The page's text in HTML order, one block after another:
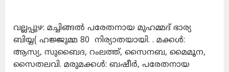
വല്ലപ്പുഴ: മച്ചിങ്ങൽ പരേതനായ മുഹമ്മദ് ഭാര്യ
ബിയ്യ( ഹജ്ജുമ്മ 80 നിര്യാതയായി. . മക്കൾ:
ആസ്യ, സുബൈദ, റംലത്ത്, സൈനബ, മൈമൂന,
സൈതലവി. മരുമക്കൾ: ബഷീർ, പരേതനായ